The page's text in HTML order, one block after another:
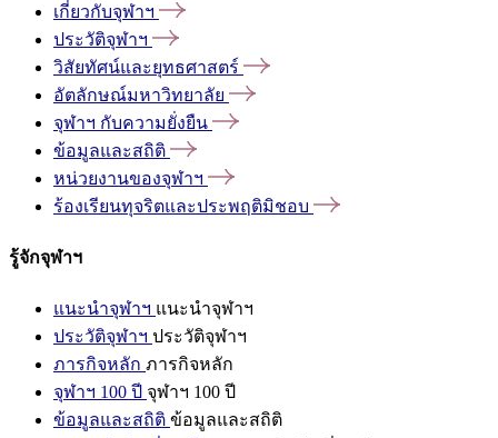
เกี่ยวกับจุฬาฯ
ประวัติจุฬาฯ
วิสัยทัศน์และยุทธศาสตร์
อัตลักษณ์มหาวิทยาลัย
จุฬาฯ กับความยั่งยืน
ข้อมูลและสถิติ
หน่วยงานของจุฬาฯ
ร้องเรียนทุจริตและประพฤติมิชอบ
รู้จักจุฬาฯ
แนะนำจุฬาฯ แนะนำจุฬาฯ
ประวัติจุฬาฯ ประวัติจุฬาฯ
ภารกิจหลัก ภารกิจหลัก
จุฬาฯ 100 ปี จุฬาฯ 100 ปี
ข้อมูลและสถิติ ข้อมูลและสถิติ